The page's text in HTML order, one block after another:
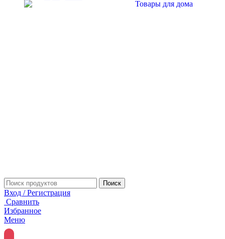
Поиск
Вход / Регистрация
Сравнить
Избранное
Меню